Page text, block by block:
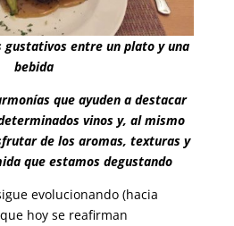
gustativos entre un plato y una
bebida
que ayuden a destacar
vinos y, al mismo
de los aromas, texturas y
que estamos degustando
evolucionando (hacia
hoy se reafirman